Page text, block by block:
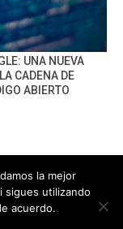
UNA NUEVA
CADENA DE
ABIERTO
de Privacidad
la mejor
sigues utilizando
acuerdo.